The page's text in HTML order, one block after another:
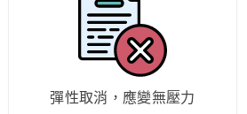
彈性取消，應變無壓力